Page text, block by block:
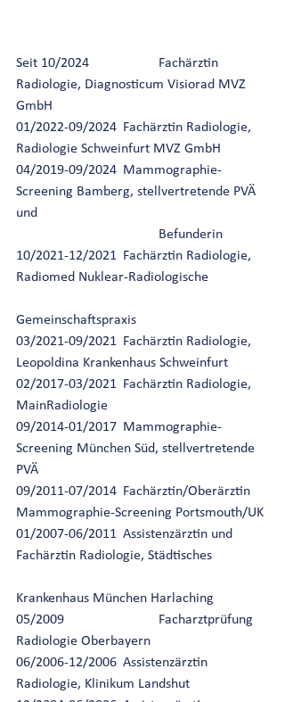
Seit 10/2024		Fachärztin
Radiologie, Diagnosticum Visiorad MVZ
GmbH
01/2022-09/2024	Fachärztin Radiologie,
Radiologie Schweinfurt MVZ GmbH
04/2019-09/2024	Mammographie-
Screening Bamberg, stellvertretende PVÄ
und
				Befunderin
10/2021-12/2021	Fachärztin Radiologie,
Radiomed Nuklear-Radiologische
Gemeinschaftspraxis
03/2021-09/2021	Fachärztin Radiologie,
Leopoldina Krankenhaus Schweinfurt
02/2017-03/2021	Fachärztin Radiologie,
MainRadiologie
09/2014-01/2017	Mammographie-
Screening München Süd, stellvertretende
PVÄ
09/2011-07/2014	Fachärztin/Oberärztin
Mammographie-Screening Portsmouth/UK
01/2007-06/2011	Assistenzärztin und
Fachärztin Radiologie, Städtisches
Krankenhaus München Harlaching
05/2009			Facharztprüfung
Radiologie Oberbayern
06/2006-12/2006	Assistenzärztin
Radiologie, Klinikum Landshut